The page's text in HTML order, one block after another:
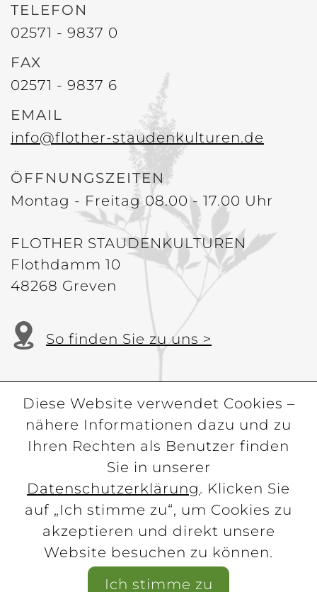
TELEFON
02571 - 9837 0
FAX
02571 - 9837 6
EMAIL
info@flother-staudenkulturen.de
ÖFFNUNGSZEITEN
Montag - Freitag 08.00 - 17.00 Uhr
FLOTHER STAUDENKULTUREN
Flothdamm 10
48268 Greven
So finden Sie zu uns >
FLOTHER STAUDENKULTUREN | Flothdamm 10 |
48268 Greven
Tel. 02571 / 98370 | Fax 02571 / 98376 |
Diese Website verwendet Cookies –
nähere Informationen dazu und zu
Ihren Rechten als Benutzer finden
Sie in unserer
Datenschutzerklärung. Klicken Sie
auf „Ich stimme zu“, um Cookies zu
akzeptieren und direkt unsere
Website besuchen zu können.
Ich stimme zu